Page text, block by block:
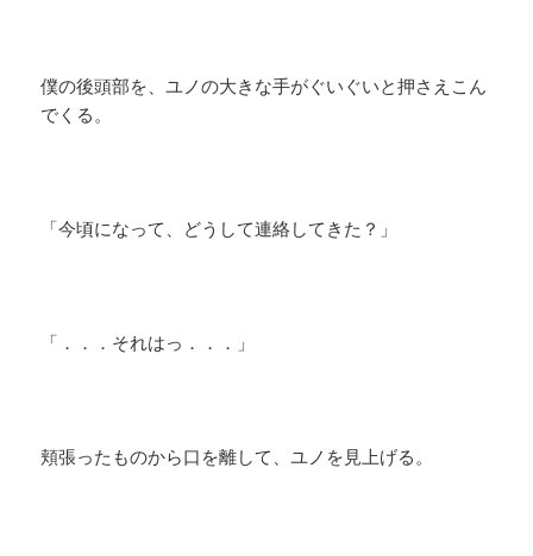
僕の後頭部を、ユノの大きな手がぐいぐいと押さえこん
でくる。
「今頃になって、どうして連絡してきた？」
「．．．それはっ．．．」
頬張ったものから口を離して、ユノを見上げる。